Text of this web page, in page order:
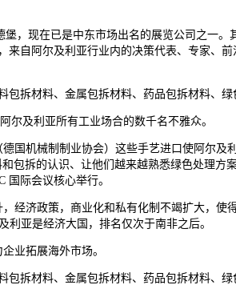
现在已是中东市场出名的展览公司之一。
自阿尔及利亚行业内的决策代表、专家、
拆材料、金属包拆材料、药品包拆材料、绿
及利亚所有工业场合的数千名不雅众。
机械制制业协会）这些手艺进口使阿尔及
拆的认识、让他们越来越熟悉绿色处理方
国际会议核心举行。
政策，商业化和私有化制不竭扩大，使
利亚是经济大国，排名仅次于南非之后。
业拓展海外市场。
拆材料、金属包拆材料、药品包拆材料、绿